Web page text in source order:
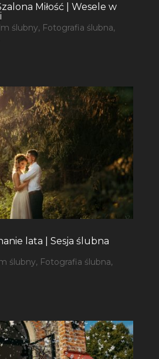
Miłość | Wesele w
ślubny, Fotografia ślubna,
lata | Sesja ślubna
ślubny, Fotografia ślubna,